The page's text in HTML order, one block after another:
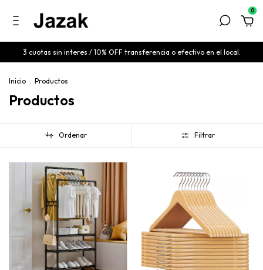
0
3 cuotas sin interes / 10% OFF transferencia o efectivo en el local.
Inicio . Productos
Productos
Ordenar Filtrar